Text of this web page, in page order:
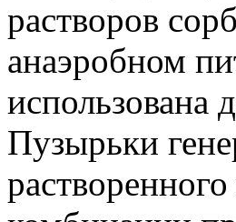
растворов
анаэробном
использована
Пузырьки